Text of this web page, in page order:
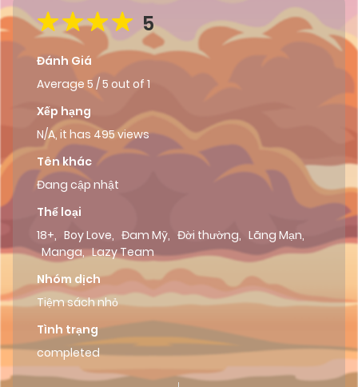
5
Đánh Giá
Average 5 /5 out of 1
Xếp hạng
N/A, it has 495 views
Tên khác
Đang cập nhật
Thể loại
18+, Boy Love, Đam Mỹ, Đời thường, Lãng Mạn,
Manga, Lazy Team
Nhóm dịch
Tiệm sách nhỏ
Tình trạng
completed